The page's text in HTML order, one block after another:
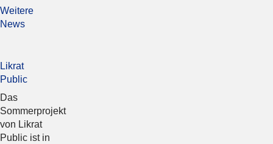
Weitere
News
Likrat
Public
Das
Sommerprojekt
von Likrat
Public ist in